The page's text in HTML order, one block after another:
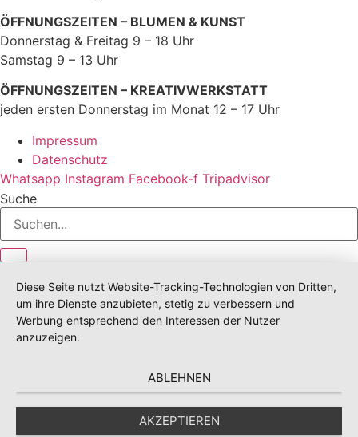
ÖFFNUNGSZEITEN – BLUMEN & KUNST
Donnerstag & Freitag 9 – 18 Uhr
Samstag 9 – 13 Uhr
ÖFFNUNGSZEITEN – KREATIVWERKSTATT
jeden ersten Donnerstag im Monat 12 – 17 Uhr
Impressum
Datenschutz
Whatsapp Instagram Facebook-f Tripadvisor
Suche
Diese Seite nutzt Website-Tracking-Technologien von Dritten,
um ihre Dienste anzubieten, stetig zu verbessern und
Werbung entsprechend den Interessen der Nutzer
anzuzeigen.
ABLEHNEN
AKZEPTIEREN